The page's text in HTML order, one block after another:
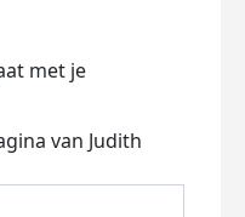
met je
van Judith